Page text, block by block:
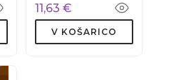
11,63 €
V KOŠARICO